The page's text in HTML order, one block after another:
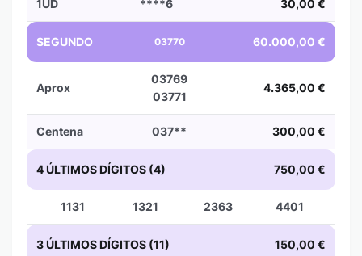
1UD ****6 30,00 €
SEGUNDO 03770 60.000,00 €
Aprox
03769
03771
4.365,00 €
Centena 037** 300,00 €
4 ÚLTIMOS DÍGITOS (4) 750,00 €
1131 1321 2363 4401
3 ÚLTIMOS DÍGITOS (11) 150,00 €